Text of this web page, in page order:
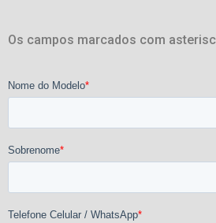
Os campos marcados com